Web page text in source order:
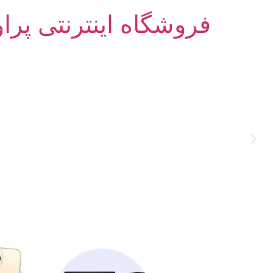
فروشگاه اینترنتی